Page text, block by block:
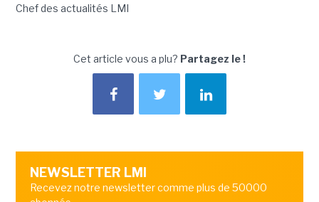
Chef des actualités LMI
Cet article vous a plu? Partagez le !
NEWSLETTER LMI
Recevez notre newsletter comme plus de 50000